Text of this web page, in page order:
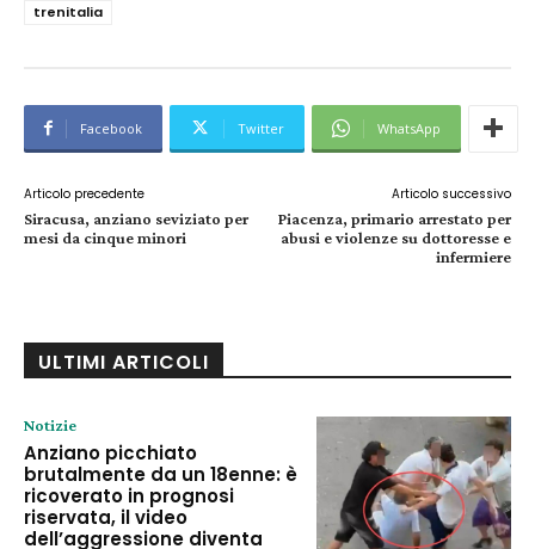
trenitalia
Facebook Twitter WhatsApp
Articolo precedente
Siracusa, anziano seviziato per
mesi da cinque minori
Articolo successivo
Piacenza, primario arrestato per
abusi e violenze su dottoresse e
infermiere
ULTIMI ARTICOLI
Notizie
Anziano picchiato
brutalmente da un 18enne: è
ricoverato in prognosi
riservata, il video
dell’aggressione diventa